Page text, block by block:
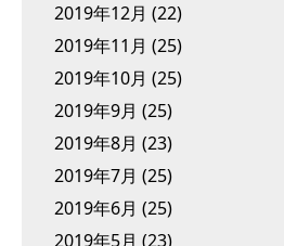
2019年12月 (22)
2019年11月 (25)
2019年10月 (25)
2019年9月 (25)
2019年8月 (23)
2019年7月 (25)
2019年6月 (25)
2019年5月 (23)